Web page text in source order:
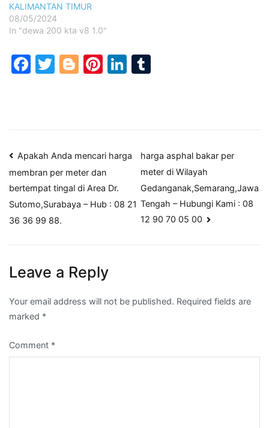
KALIMANTAN TIMUR
08/05/2024
In "dewa 200 kta v8 1.0"
Facebook
Twitter
Blogger
Pinterest
LinkedIn
Post
navigation
Apakah Anda mencari harga
membran per meter dan
bertempat tingal di Area Dr.
Sutomo,Surabaya – Hub : 08 21
36 36 99 88.
harga asphal bakar per
meter di Wilayah
Gedanganak,Semarang,Jawa
Tengah – Hubungi Kami : 08
12 90 70 05 00
Leave a Reply
Your email address will not be published. Required fields are
marked *
Comment *